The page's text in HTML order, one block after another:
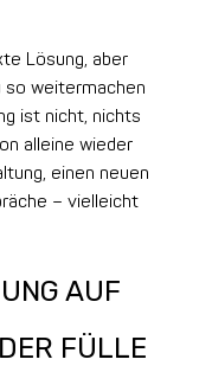
Lösung, aber
so weitermachen
ist nicht, nichts
alleine wieder
einen neuen
– vielleicht
AUF
FÜLLE